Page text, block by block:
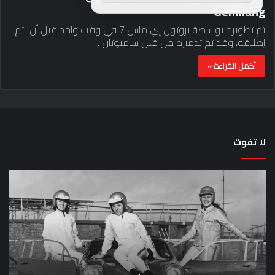
Gemilang
تم تطويره بواسطة بروتون إي ماس 7 في وقت واحد قبل أن يتم
إطلاقه، وقد تم تدميره من قبل سامبوتان…
أكمل القراءة »
لا تفوت
لماذا
من
المشاركة
في
لومان